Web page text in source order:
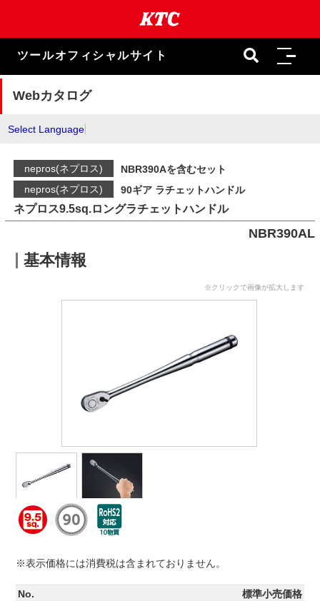
ま
キ
ツールオフィシャルサイト
Webカタログ
Select Language
nepros(ネプロス)
NBR390Aを含むセット
nepros(ネプロス)
90ギア ラチェットハンドル
ネプロス9.5sq.ロングラチェットハンドル
NBR390AL
基本情報
※クリックで画像が拡大します
※表示価格には消費税は含まれておりません。
No.
標準小売価格